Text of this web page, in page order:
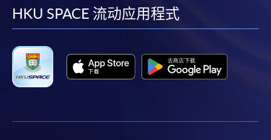
facebook
youtube
linkedin
HKU SPACE 流动应用程式